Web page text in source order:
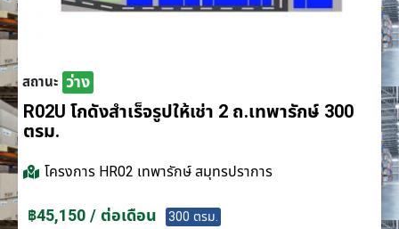
สถานะ ว่าง
R02U โกดังสำเร็จรูปให้เช่า 2 ถ.เทพารักษ์ 300
ตรม.
โครงการ HR02 เทพารักษ์ สมุทรปราการ
฿45,150 / ต่อเดือน 300 ตรม.